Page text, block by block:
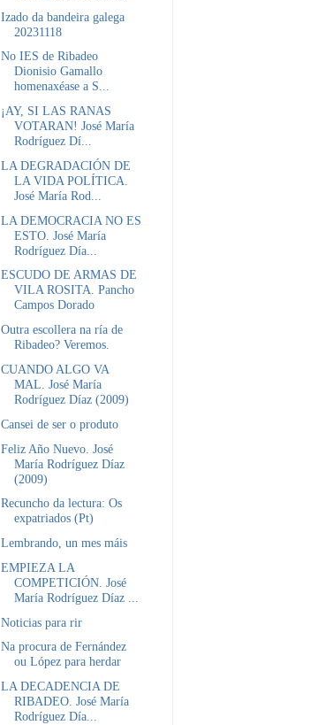
Izado da bandeira galega
20231118
No IES de Ribadeo
Dionisio Gamallo
homenaxéase a S...
¡AY, SI LAS RANAS
VOTARAN! José María
Rodríguez Dí...
LA DEGRADACIÓN DE
LA VIDA POLÍTICA.
José María Rod...
LA DEMOCRACIA NO ES
ESTO. José María
Rodríguez Día...
ESCUDO DE ARMAS DE
VILA ROSITA. Pancho
Campos Dorado
Outra escollera na ría de
Ribadeo? Veremos.
CUANDO ALGO VA
MAL. José María
Rodríguez Díaz (2009)
Cansei de ser o produto
Feliz Año Nuevo. José
María Rodríguez Díaz
(2009)
Recuncho da lectura: Os
expatriados (Pt)
Lembrando, un mes máis
EMPIEZA LA
COMPETICIÓN. José
María Rodríguez Díaz ...
Noticias para rir
Na procura de Fernández
ou López para herdar
LA DECADENCIA DE
RIBADEO. José María
Rodríguez Día...